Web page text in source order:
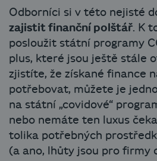
Odborníci si v této nejisté
zajistit finanční polštář. K
posloužit státní programy
plus, které jsou ještě stále
zjistíte, že získané finance
potřebovat, můžete je
na státní „covidové“
nebo nemáte ten luxus
tolika potřebných
(a ano, lhůty jsou pro firmy